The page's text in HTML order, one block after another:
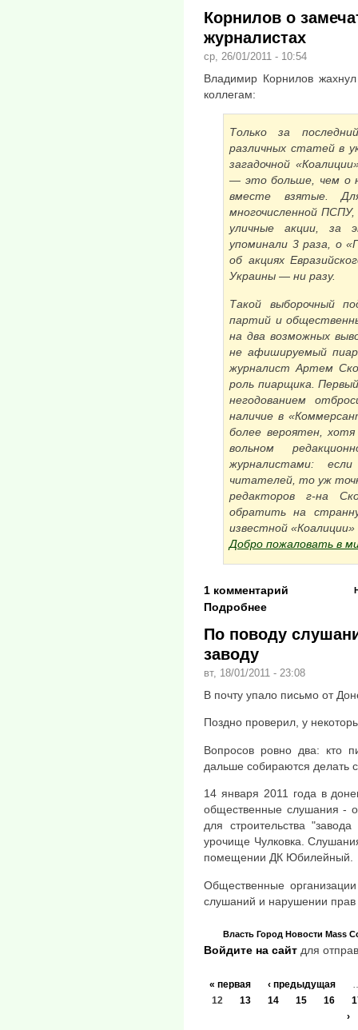
Корнилов о
журналистах
ср, 26/01/2011 - 10:54
Владимир Корнилов
коллегам:
Только за
различных статей в
загадочной
— это больше, чем о
вместе взятые.
многочисленной
уличные акции,
упоминали 3 раза, о
об акциях
Украины — ни разу.
Такой выборочный
партий и
на два возможных
не афишируемый
журналист Артем
роль пиарщика.
негодованием
наличие в
более вероятен,
вольном
журналистами:
читателей, то уж
редакторов г-на
обратить на
известной
Добро пожаловать в
1 комментарий
Подробнее
По поводу
заводу
вт, 18/01/2011 - 23:08
В почту упало письмо от
Поздно проверил, у
Вопросов ровно два: кто
дальше собираются делать
14 января 2011 года в
общественные слушания -
для строительства
урочище Чулковка.
помещении ДК Юбилейный.
Общественные
слушаний и нарушении прав
Власть Город Новости Mass
Войдите на сайт для
« первая ‹ предыдущая
12
13 14 15 16
›